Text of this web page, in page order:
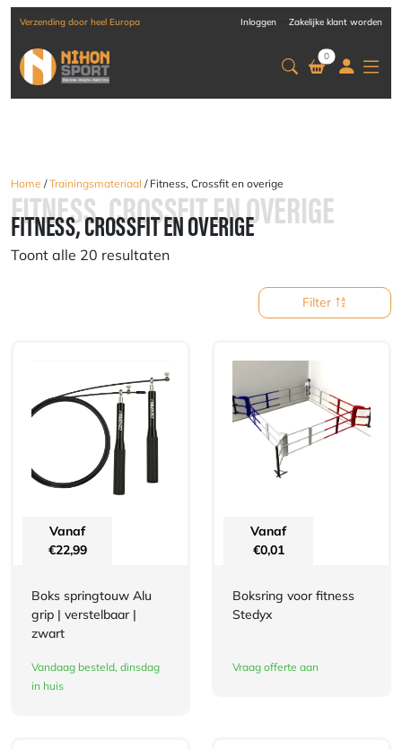
Verzending door heel Europa Inloggen Zakelijke klant worden
0
Home /Trainingsmateriaal / Fitness, Crossfit en overige
FITNESS, CROSSFIT EN OVERIGE
FITNESS, CROSSFIT EN OVERIGE
Toont alle 20 resultaten
Filter
Vanaf
€22,99
Boks springtouw Alu
grip | verstelbaar |
zwart
Vandaag besteld, dinsdag
in huis
Vanaf
€0,01
Boksring voor fitness
Stedyx
Vraag offerte aan